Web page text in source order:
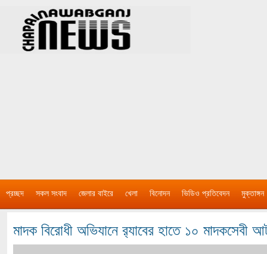
প্রচ্ছদ সকল সংবাদ জেলার বাইরে খেলা বিনোদন ভিডিও প্রতিবেদন মুক্তাঙ্গন
মাদক বিরোধী অভিযানে র‌্যাবের হাতে ১০ মাদকসেবী